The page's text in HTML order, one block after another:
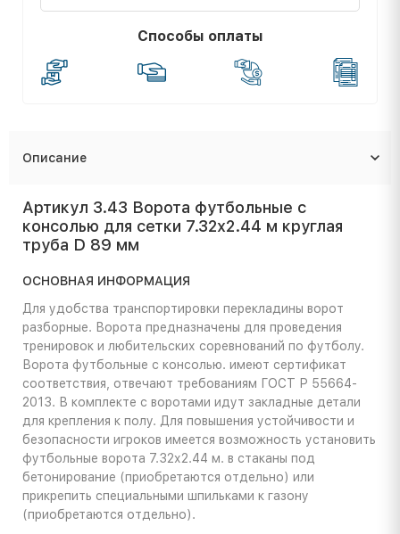
Способы оплаты
Описание
Артикул 3.43 Ворота футбольные с
консолью для сетки 7.32х2.44 м круглая
труба D 89 мм
ОСНОВНАЯ ИНФОРМАЦИЯ
Для удобства транспортировки перекладины ворот
разборные. Ворота предназначены для проведения
тренировок и любительских соревнований по футболу.
Ворота футбольные с консолью. имеют сертификат
соответствия, отвечают требованиям ГОСТ Р 55664-
2013. В комплекте с воротами идут закладные детали
для крепления к полу. Для повышения устойчивости и
безопасности игроков имеется возможность установить
футбольные ворота 7.32х2.44 м. в стаканы под
бетонирование (приобретаются отдельно) или
прикрепить специальными шпильками к газону
(приобретаются отдельно).